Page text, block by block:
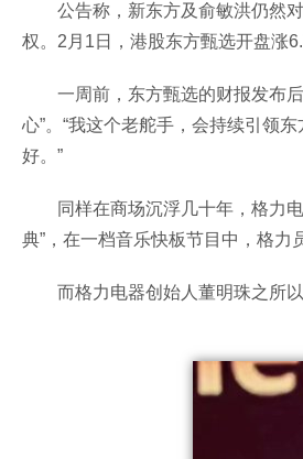
公告称，新东方及俞敏洪仍然
权。2月1日，港股东方甄选开盘涨
一周前，东方甄选的财报发布
心”。“我这个老舵手，会持续引领
好。”
同样在商场沉浮几十年，格力
典”，在一档音乐快板节目中，格力
而格力电器创始人董明珠之所